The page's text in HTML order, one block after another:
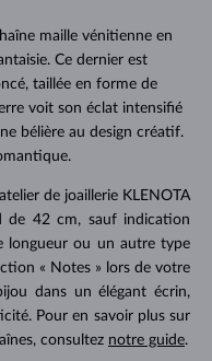
maille vénitienne en
Ce dernier est
taillée en forme de
voit son éclat intensifié
bélière au design créatif.
de joaillerie KLENOTA
de 42 cm, sauf indication
longueur ou un autre type
« Notes » lors de votre
dans un élégant écrin,
Pour en savoir plus sur
consultez notre guide.